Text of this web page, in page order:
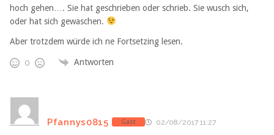
hoch gehen…. Sie hat geschrieben oder schrieb. Sie wusch sich,
oder hat sich gewaschen.
Aber trotzdem würde ich ne Fortsetzing lesen.
0 Antworten
Pfannys0815 Gast 02/08/2017 11:27